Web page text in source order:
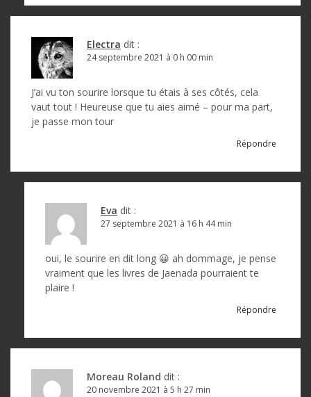
Electra dit :
24 septembre 2021 à 0 h 00 min
J’ai vu ton sourire lorsque tu étais à ses côtés, cela
vaut tout ! Heureuse que tu aies aimé – pour ma part,
je passe mon tour
Répondre
Eva dit :
27 septembre 2021 à 16 h 44 min
oui, le sourire en dit long 😀 ah dommage, je pense
vraiment que les livres de Jaenada pourraient te
plaire !
Répondre
Moreau Roland dit :
20 novembre 2021 à 5 h 27 min